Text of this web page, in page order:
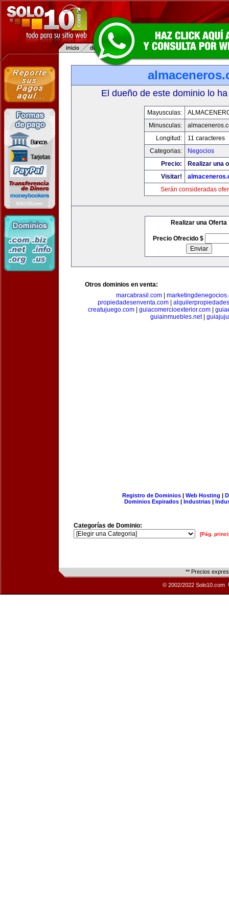
El dueño de este dominio lo
Mayusculas:
Minusculas:
Longitud:
11 caracteres
Categorias:
Negocios
Precio:
Realizar una
Visitar!
Serán consideradas
Realizar una Oferta
Precio Ofrecido $
Otros dominios en venta:
marcabrasil.com
propiedadesenventa.com
creatujuego.com| guiacomercioexterior.com|
guiainmuebles.net|
Registro de Dominios| Web Hosting |
Dominios Expirados | Industrias |
Categorías de Dominio:
[Pág.
** Precios
© 2002/2022 Solo10.com